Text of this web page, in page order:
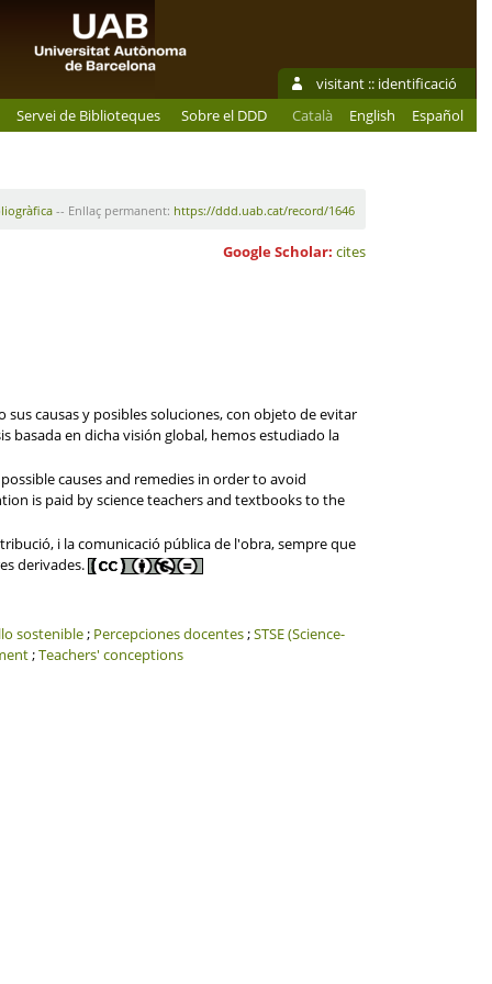
visitant :: identificació
Servei de Biblioteques Sobre el DDD Català English Español
-- Enllaç permanent: https://ddd.uab.cat/record/1646
Google Scholar: cites
causas y posibles soluciones, con objeto de evitar
basada en dicha visión global, hemos estudiado la
causes and remedies in order to avoid
is paid by science teachers and textbooks to the
i la comunicació pública de l'obra, sempre que
derivades.
sostenible; Percepciones docentes;STSE (Science-
;Teachers' conceptions